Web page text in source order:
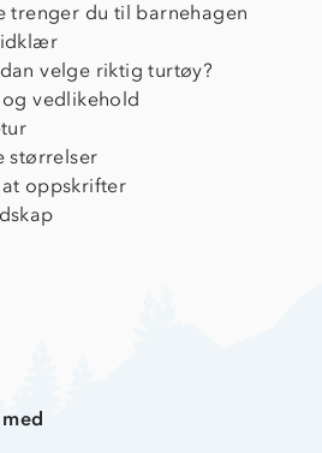
trenger du til barnehagen
velge riktig turtøy?
og vedlikehold
størrelser
oppskrifter